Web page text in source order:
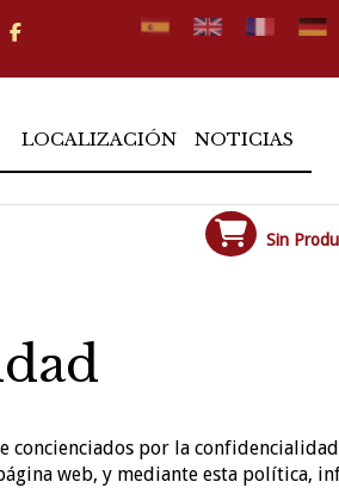
LOCALIZACIÓN NOTICIAS
Sin
concienciados por la
web, y mediante esta política,